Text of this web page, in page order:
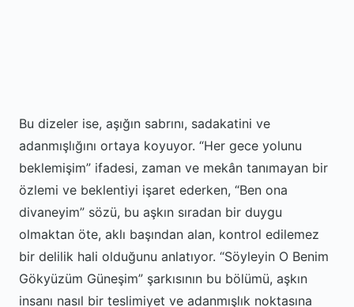
Bu dizeler ise, aşığın sabrını, sadakatini ve
adanmışlığını ortaya koyuyor. “Her gece yolunu
beklemişim” ifadesi, zaman ve mekân tanımayan bir
özlemi ve beklentiyi işaret ederken, “Ben ona
divaneyim” sözü, bu aşkın sıradan bir duygu
olmaktan öte, aklı başından alan, kontrol edilemez
bir delilik hali olduğunu anlatıyor. “Söyleyin O Benim
Gökyüzüm Güneşim” şarkısının bu bölümü, aşkın
insanı nasıl bir teslimiyet ve adanmışlık noktasına